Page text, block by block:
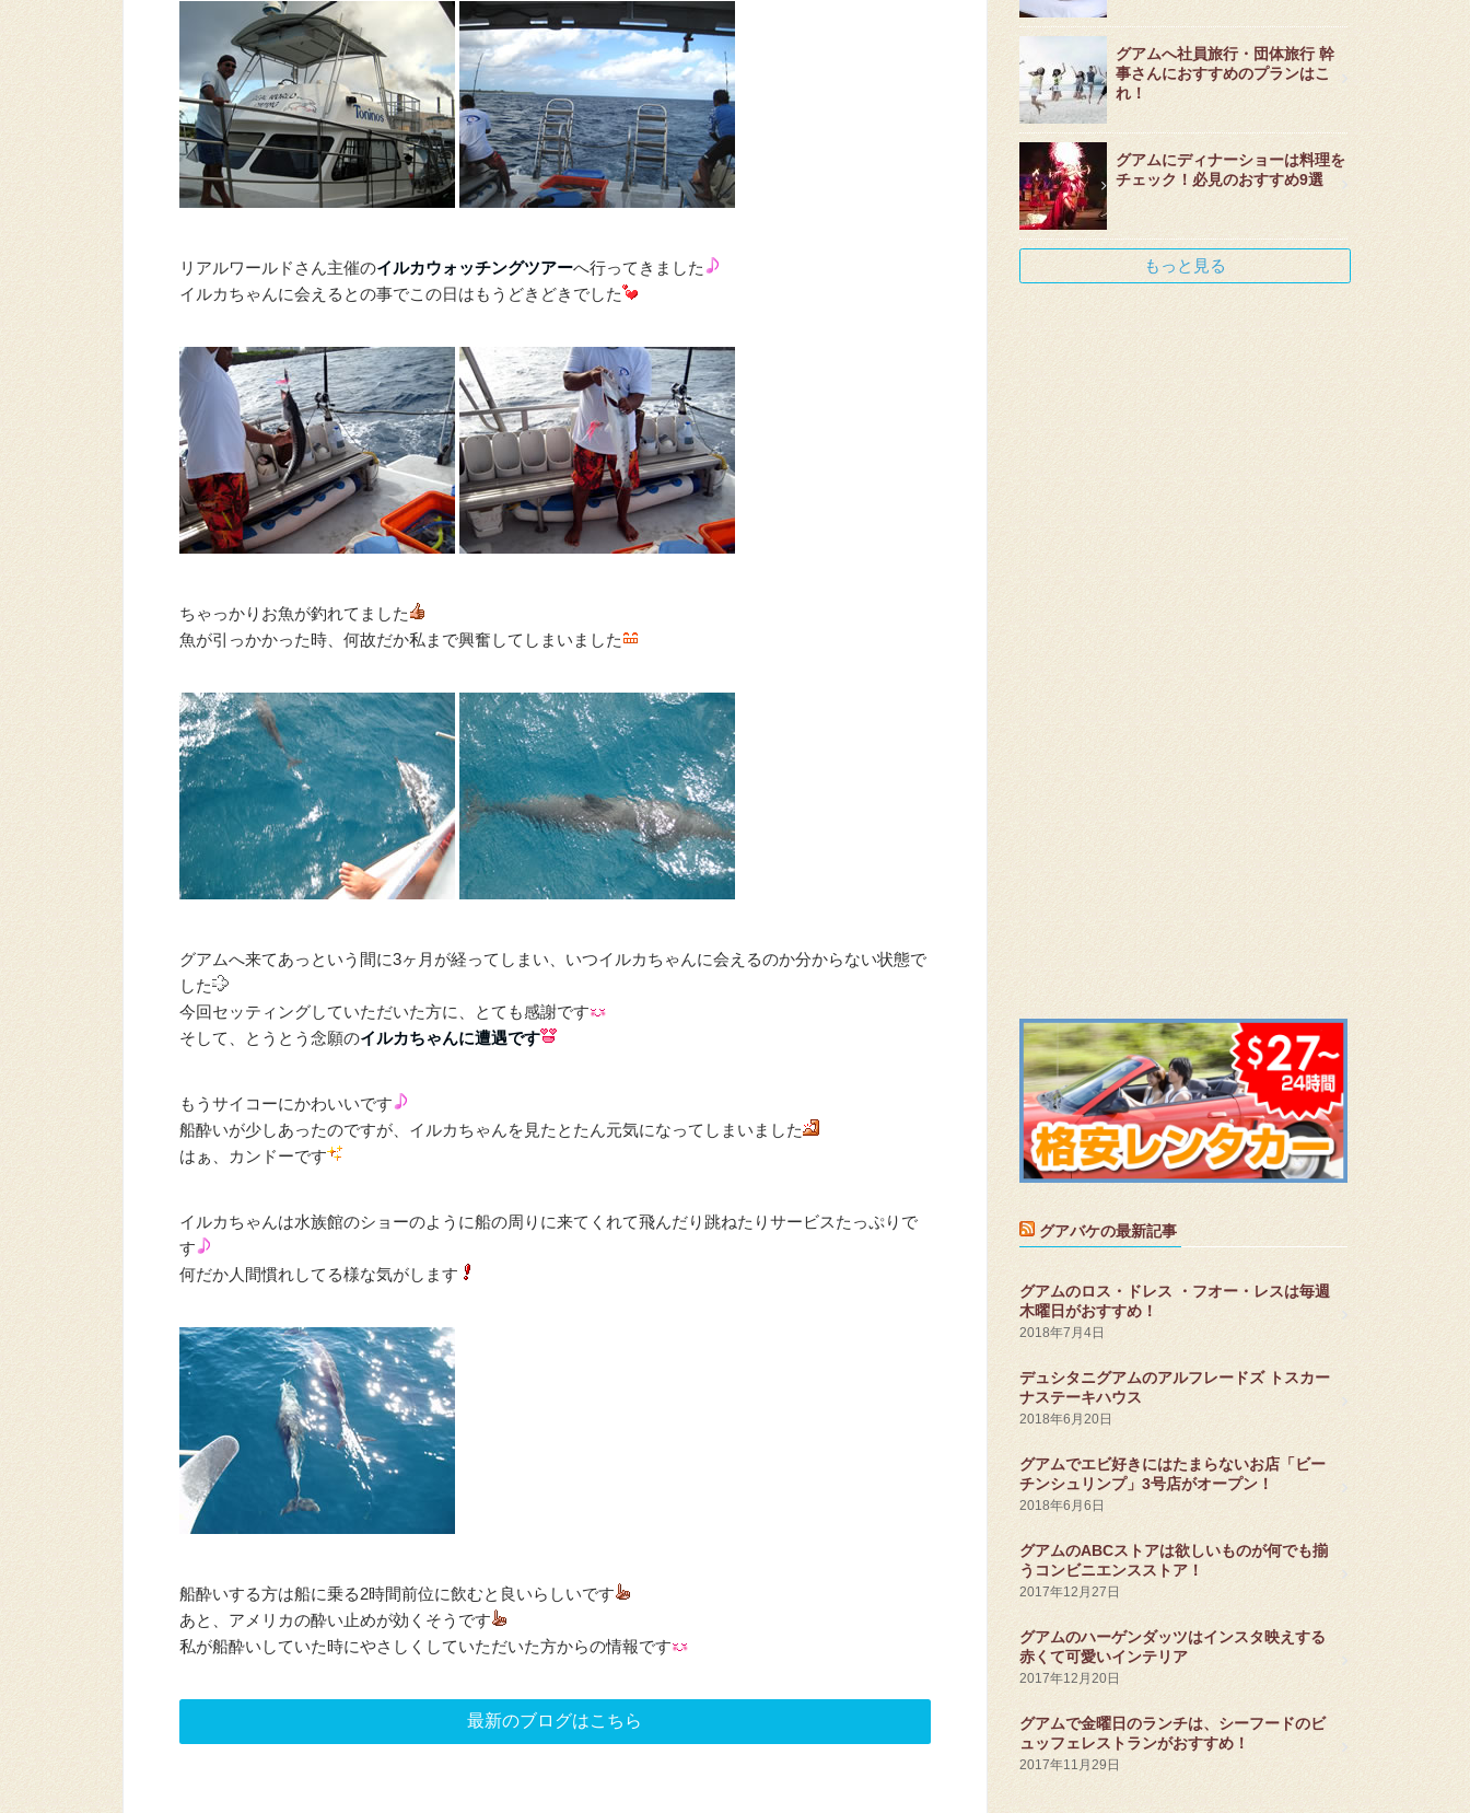
リアルワールドさん主催のイルカウォッチングツアーへ行ってきました
イルカちゃんに会えるとの事でこの日はもうどきどきでした
ちゃっかりお魚が釣れてました
魚が引っかかった時、何故だか私まで興奮してしまいました
グアムへ来てあっという間に3ヶ月が経ってしまい、いつイルカちゃんに会えるのか分からない状態で
した
今回セッティングしていただいた方に、とても感謝です
そして、とうとう念願のイルカちゃんに遭遇です
もうサイコーにかわいいです
船酔いが少しあったのですが、イルカちゃんを見たとたん元気になってしまいました
はぁ、カンドーです
イルカちゃんは水族館のショーのように船の周りに来てくれて飛んだり跳ねたりサービスたっぷりで
す
何だか人間慣れしてる様な気がします
船酔いする方は船に乗る2時間前位に飲むと良いらしいです
あと、アメリカの酔い止めが効くそうです
私が船酔いしていた時にやさしくしていただいた方からの情報です
最新のブログはこちら
グアムへ社員旅行・団体旅行 幹
事さんにおすすめのプランはこ
れ！
グアムにディナーショーは料理を
チェック！必見のおすすめ9選
もっと見る
グアバケの最新記事
グアムのロス・ドレス ・フオー・レスは毎週
木曜日がおすすめ！
2018年7月4日
デュシタニグアムのアルフレードズ トスカー
ナステーキハウス
2018年6月20日
グアムでエビ好きにはたまらないお店「ビー
チンシュリンプ」3号店がオープン！
2018年6月6日
グアムのABCストアは欲しいものが何でも揃
うコンビニエンスストア！
2017年12月27日
グアムのハーゲンダッツはインスタ映えする
赤くて可愛いインテリア
2017年12月20日
グアムで金曜日のランチは、シーフードのビ
ュッフェレストランがおすすめ！
2017年11月29日